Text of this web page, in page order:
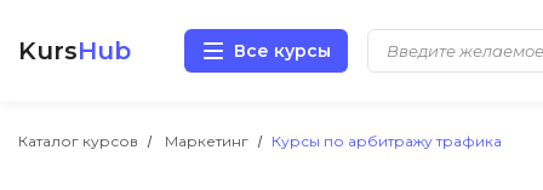
KursHub Все курсы
Каталог курсов Маркетинг Курсы по арбитражу трафика
Разработка